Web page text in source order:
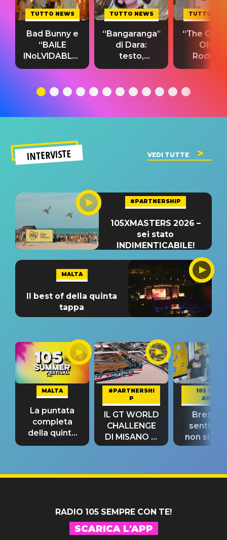
TUTTO NEWS
Bad Bunny e
“BAILE
INoLVIDABLE”:
testo,
significato
TUTTO NEWS
“Bangaranga”
di Dara:
testo,
traduzione e
del singolo
TUTTO
“The
Olivia
testo,
INTERVISTE VEDI TUTTE
#PARTNERSHIP
105XMASTERS 2026 –
sei stato
INDIMENTICABILE!
MALTA
Il best of della quinta
tappa
MALTA
La puntata
completa
della quinta
tappa
#PARTNERSHI
P
IL GT WORLD
CHALLENGE
DI MISANO si
riconferma
105 TAKE
AWAY
Bresh:
non si
fino alla
RADIO 105 SEMPRE CON TE!
SCARICA L'APP